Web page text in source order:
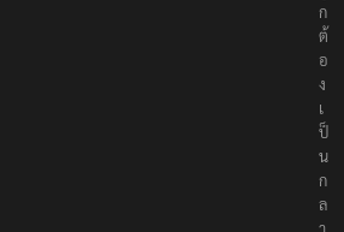
ก
ต้
อ
ง
เ
ป็
น
ก
ล